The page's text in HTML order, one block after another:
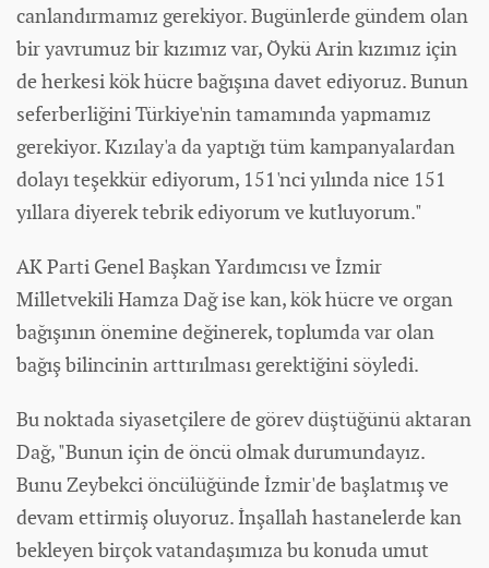
canlandırmamız gerekiyor. Bugünlerde gündemolan
bir yavrumuz bir kızımız var, Öykü Arin kızımız için
de herkesi kök hücre bağışına davet ediyoruz. Bunun
seferberliğini Türkiye'nin tamamında yapmamız
gerekiyor. Kızılay'a da yaptığı tüm kampanyalardan
dolayı teşekkür ediyorum, 151'nci yılında nice 151
yıllara diyerek tebrik ediyorum ve kutluyorum."
AK Parti Genel Başkan Yardımcısı ve İzmir
Milletvekili Hamza Dağ ise kan, kök hücre ve organ
bağışının önemine değinerek, toplumda var olan
bağış bilincinin arttırılması gerektiğini söyledi.
Bu noktada siyasetçilere de görev düştüğünü aktaran
Dağ, "Bunun için de öncü olmak durumundayız.
Bunu Zeybekci öncülüğünde İzmir'de başlatmış ve
devam ettirmiş oluyoruz. İnşallah hastanelerde kan
bekleyen birçok vatandaşımıza bu konuda umut